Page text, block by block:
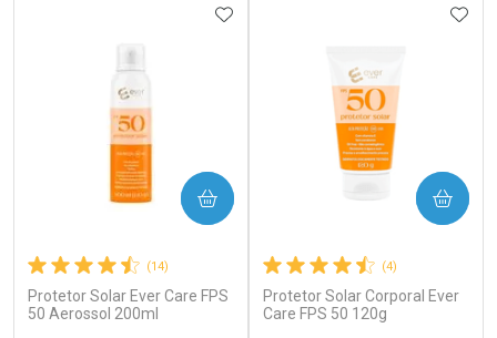
(14)
Protetor Solar Ever Care FPS
50 Aerossol 200ml
ADICIONAR AOS FAVORITOS
COMPRAR
(4)
Protetor Solar Corporal Ever
Care FPS 50 120g
COMPRAR